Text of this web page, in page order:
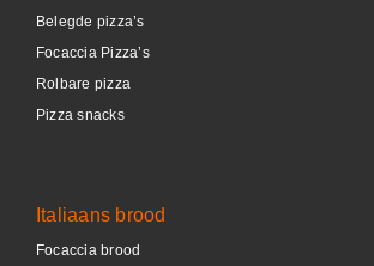
Belegde pizza’s
Focaccia Pizza’s
Rolbare pizza
Pizza snacks
Italiaans brood
Focaccia brood